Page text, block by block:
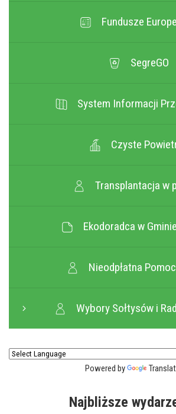
Fundusze
SegreGO
System Informacji
Czyste
Transplantacja w
Ekodoradca w
Nieodpłatna
Wybory Sołtysów i
Powered by
Najbliższe